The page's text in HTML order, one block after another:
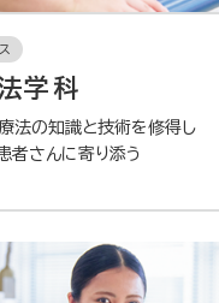
学科
法の知識と技術を修得し
者さんに寄り添う